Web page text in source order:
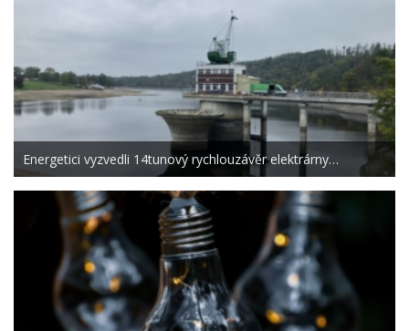
Energetici vyzvedli 14tunový rychlouzávěr elektrárny…